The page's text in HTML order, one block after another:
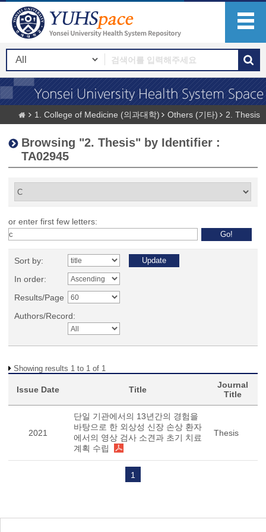
1. College of Medicine (의과대학) Others (기타) 2. Thesis
Browsing "2. Thesis" by Identifier :
TA02945
or enter first few letters:
Sort by:
In order:
Results/Page
Authors/Record:
Showing results 1 to 1 of 1
Issue Date Title
Journal
Title
2021
단일 기관에서의 13년간의 경험을
바탕으로 한 외상성 신장 손상 환자
에서의 영상 검사 소견과 초기 치료
계획 수립
Thesis
1